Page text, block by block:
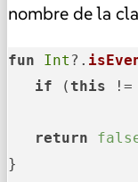
nombre de la
fun Int ?.
if ( this !=
return
}